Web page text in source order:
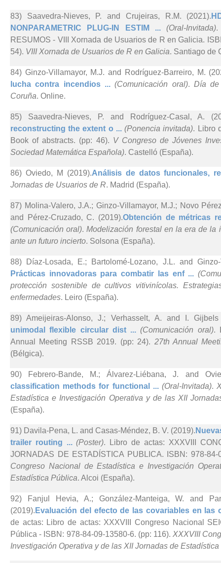
83) Saavedra-Nieves, P. and Crujeiras, R.M. (2021).
NONPARAMETRIC PLUG-IN ESTIM ...(Oral-Invitada).
RESUMOS - VIII Xornada de Usuarios de R en Galicia.
54). VIII Xornada de Usuarios de R en Galicia. Santiago de
84) Ginzo-Villamayor, M.J. and Rodríguez-Barreiro, M.
lucha contra incendios ...(Comunicación oral). Día
Coruña. Online.
85) Saavedra-Nieves, P. and Rodríguez-Casal, A.
reconstructing the extent o ...(Ponencia invitada). Libro
Book of abstracts. (pp: 46). V Congreso de Jóvenes
Sociedad Matemática Española). Castelló (España).
86) Oviedo, M (2019).Análisis de datos funcionales,
Jornadas de Usuarios de R. Madrid (España).
87) Molina-Valero, J.A.; Ginzo-Villamayor, M.J.; Novo
and Pérez-Cruzado, C. (2019).Obtención de métricas
(Comunicación oral).Modelización forestal en la era de la
ante un futuro incierto. Solsona (España).
88) Díaz-Losada, E.; Bartolomé-Lozano, J.L. and
Prácticas innovadoras para combatir las enf ...
protección sostenible de cultivos vitivinícolas.
enfermedades. Leiro (España).
89) Ameijeiras-Alonso, J.; Verhasselt, A. and I. Gijbels
unimodal flexible circular dist ...(Comunicación oral).
Annual Meeting RSSB 2019. (pp: 24). 27th Annual
(Bélgica).
90) Febrero-Bande, M.; Álvarez-Liébana, J. and
classification methods for functional ...(Oral-Invitada).
Estadística e Investigación Operativa y de las XII
(España).
91) Davila-Pena, L. and Casas-Méndez, B. V. (2019).
trailer routing ...(Poster). Libro de actas: XXXVIII
JORNADAS DE ESTADÍSTICA PUBLICA. ISBN: 978-
Congreso Nacional de Estadística e Investigación
Estadística Pública. Alcoi (España).
92) Fanjul Hevia, A.; González-Manteiga, W. and
(2019). Evaluación del efecto de las covariables en las
de actas: Libro de actas: XXXVIII Congreso Nacional
Pública - ISBN: 978-84-09-13580-6. (pp: 116). XXXVIII
Investigación Operativa y de las XII Jornadas de